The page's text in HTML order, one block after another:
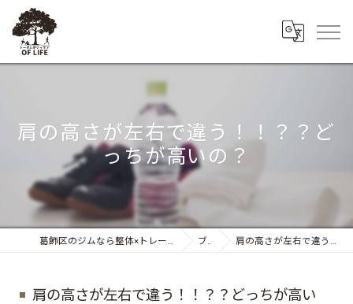
肩の高さが左右で違う！！？？ど
っちが高いの？
葛飾区のジムなら整体×トレーニング トータルボディケア OF LIFE ブログ 肩の高さが左右で違う！！？？どっちが高いの？
肩の高さが左右で違う！！？？どっちが高い